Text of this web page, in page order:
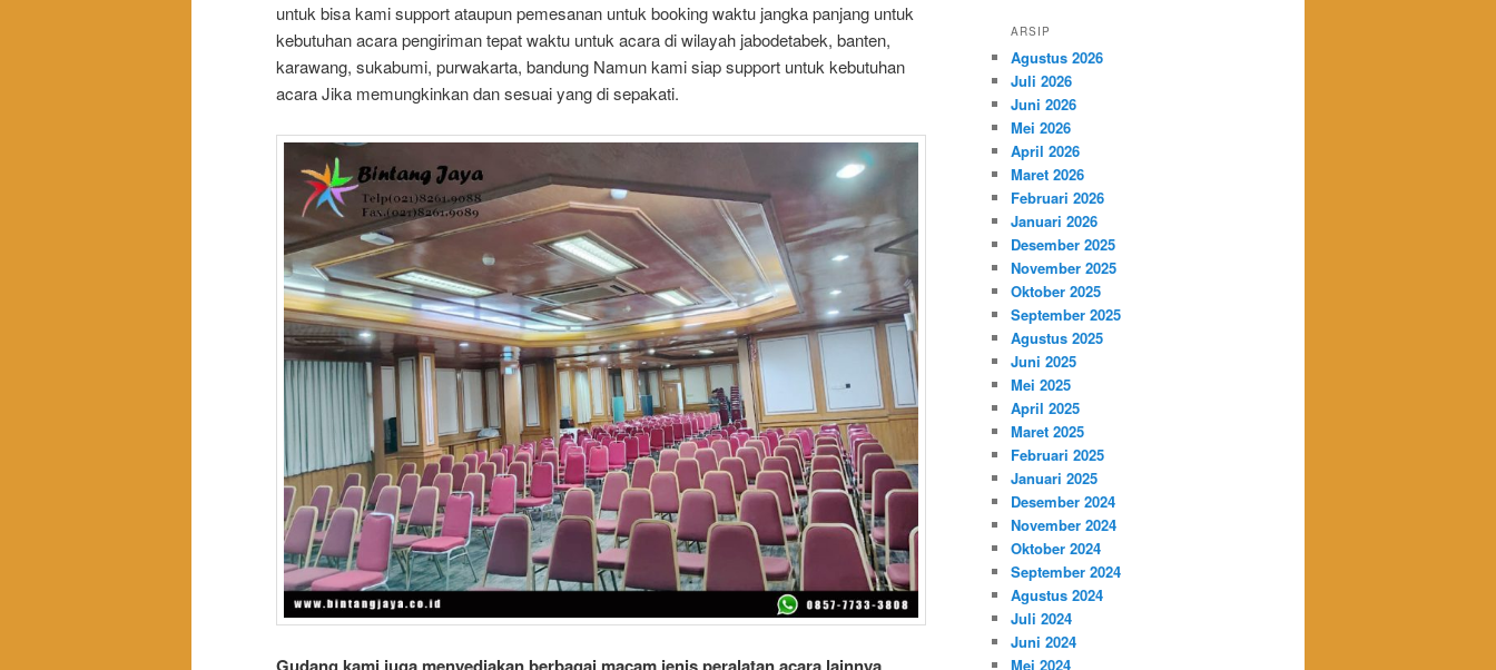
untuk bisa kami support ataupun pemesanan untuk booking waktu jangka panjang untuk
kebutuhan acara pengiriman tepat waktu untuk acara di wilayah jabodetabek, banten,
karawang, sukabumi, purwakarta, bandung Namun kami siap support untuk kebutuhan
acara Jika memungkinkan dan sesuai yang di sepakati.
ARSIP
Agustus 2026
Juli 2026
Juni 2026
Mei 2026
April 2026
Maret 2026
Februari 2026
Januari 2026
Desember 2025
November 2025
Oktober 2025
September 2025
Agustus 2025
Juni 2025
Mei 2025
April 2025
Maret 2025
Februari 2025
Januari 2025
Desember 2024
November 2024
Oktober 2024
September 2024
Agustus 2024
Juli 2024
Juni 2024
Mei 2024